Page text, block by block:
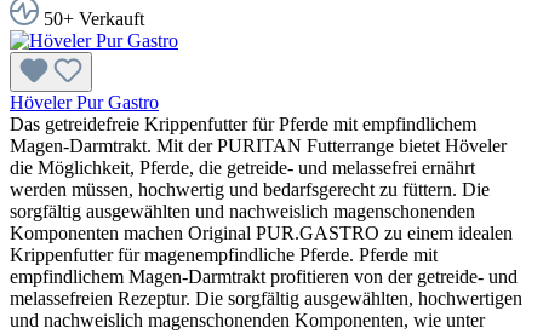
50+ Verkauft
Höveler Pur Gastro
Das getreidefreie Krippenfutter für Pferde mit empfindlichem
Magen-Darmtrakt. Mit der PURITAN Futterrange bietet Höveler
die Möglichkeit, Pferde, die getreide- und melassefrei ernährt
werden müssen, hochwertig und bedarfsgerecht zu füttern. Die
sorgfältig ausgewählten und nachweislich magenschonenden
Komponenten machen Original PUR.GASTRO zu einem idealen
Krippenfutter für magenempfindliche Pferde. Pferde mit
empfindlichem Magen-Darmtrakt profitieren von der getreide- und
melassefreien Rezeptur. Die sorgfältig ausgewählten, hochwertigen
und nachweislich magenschonenden Komponenten, wie unter